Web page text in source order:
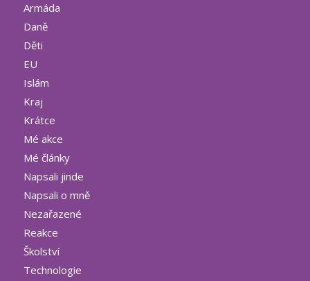
Armáda
Daně
Děti
EU
Islám
Kraj
Krátce
Mé akce
Mé články
Napsali jinde
Napsali o mně
Nezařazené
Reakce
Školství
Technologie